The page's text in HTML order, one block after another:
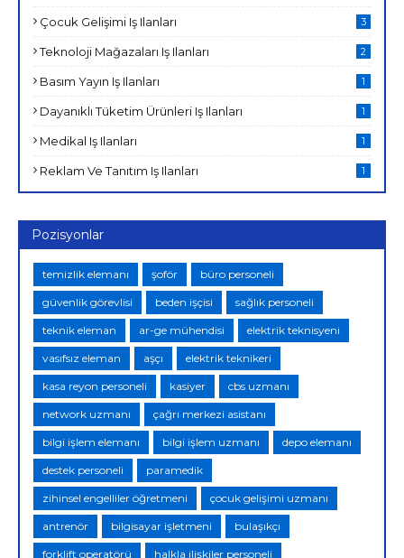
Çocuk Gelişimi Iş Ilanları 3
Teknoloji Mağazaları Iş Ilanları 2
Basım Yayın Iş Ilanları 1
Dayanıklı Tüketim Ürünleri Iş Ilanları 1
Medikal Iş Ilanları 1
Reklam Ve Tanıtım Iş Ilanları 1
Pozisyonlar
temizlik elemanı şoför büro personeli
güvenlik görevlisi beden işçisi sağlık personeli
teknik eleman ar-ge mühendisi elektrik teknisyeni
vasıfsız eleman aşçı elektrik teknikeri
kasa reyon personeli kasiyer cbs uzmanı
network uzmanı çağrı merkezi asistanı
bilgi işlem elemanı bilgi işlem uzmanı depo elemanı
destek personeli paramedik
zihinsel engelliler öğretmeni çocuk gelişimi uzmanı
antrenör bilgisayar işletmeni bulaşıkçı
forklift operatörü halkla ilişkiler personeli